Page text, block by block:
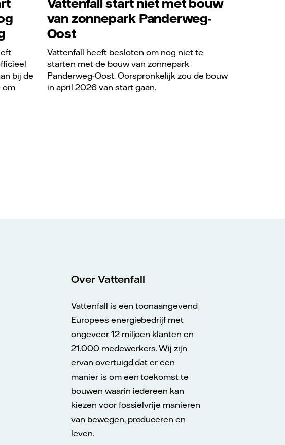
bij de
om
Vattenfall start niet met bouw
van zonnepark Panderweg-
Oost
Vattenfall heeft besloten om nog niet te
starten met de bouw van zonnepark
Panderweg-Oost. Oorspronkelijk zou de bouw
in april 2026 van start gaan.
Over Vattenfall
Vattenfall is een toonaangevend
Europees energiebedrijf met
ongeveer 12 miljoen klanten en
21.000 medewerkers. Wij zijn
ervan overtuigd dat er een
manier is om een toekomst te
bouwen waarin iedereen kan
kiezen voor fossielvrije manieren
van bewegen, produceren en
leven.